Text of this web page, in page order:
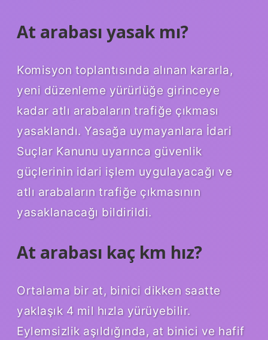
At arabası yasak mı?
Komisyon toplantısında alınan kararla,
yeni düzenleme yürürlüğe girinceye
kadar atlı arabaların trafiğe çıkması
yasaklandı. Yasağa uymayanlara İdari
Suçlar Kanunu uyarınca güvenlik
güçlerinin idari işlem uygulayacağı ve
atlı arabaların trafiğe çıkmasının
yasaklanacağı bildirildi.
At arabası kaç km hız?
Ortalama bir at, binici dikken saatte
yaklaşık 4 mil hızla yürüyebilir.
Eylemsizlik aşıldığında, at binici ve hafif